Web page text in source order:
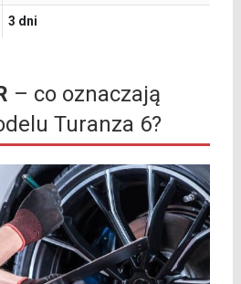
3 dni
– co oznaczają
Turanza 6?